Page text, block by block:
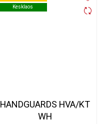
Kesklaos
Kesklaos
HANDGUARDS HVA/KT
WH